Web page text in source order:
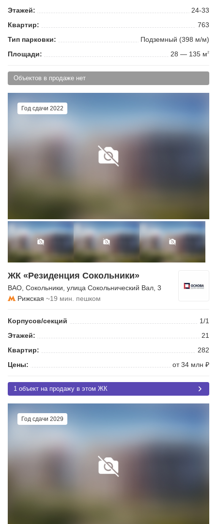
Этажей:
24-33
Квартир:
763
Тип парковки:
Подземный (398 м/м)
Площади:
28 — 135 м2
Объектов в продаже нет
Год сдачи 2022
ЖК «Резиденция Сокольники»
ВАО Сокольники улица Сокольнический Вал , 3
Рижская ~19 мин. пешком
Корпусов/секций
1/1
Этажей:
21
Квартир:
282
Цены:
от 34 млн ₽
1 объект на продажу в этом ЖК
Год сдачи 2029